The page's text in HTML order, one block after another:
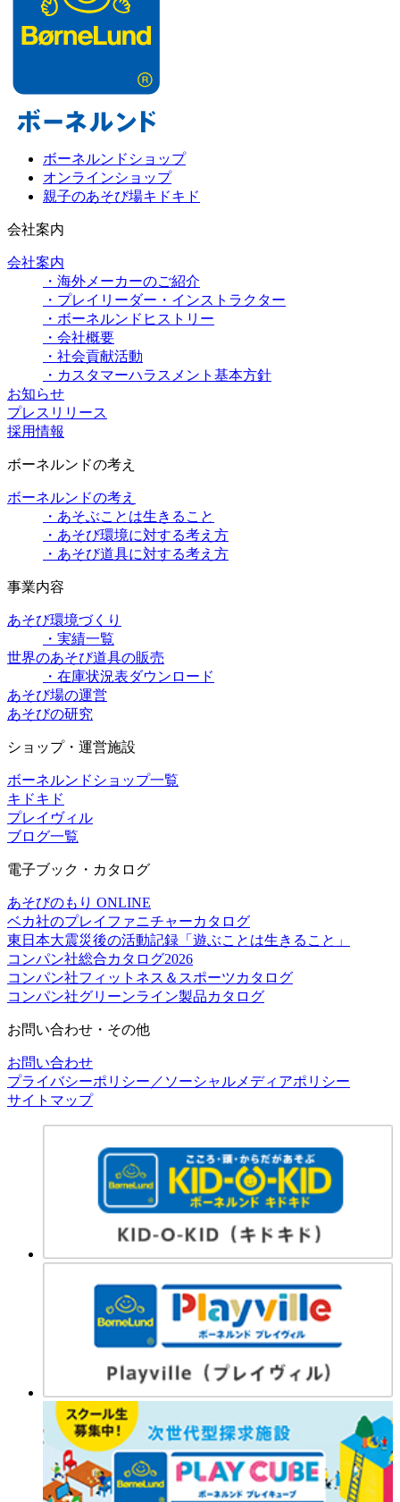
ボーネルンドショップ
オンラインショップ
親子のあそび場キドキド
会社案内
会社案内
・海外メーカーのご紹介
・プレイリーダー・インストラクター
・ボーネルンドヒストリー
・会社概要
・社会貢献活動
・カスタマーハラスメント基本方針
お知らせ
プレスリリース
採用情報
ボーネルンドの考え
ボーネルンドの考え
・あそぶことは生きること
・あそび環境に対する考え方
・あそび道具に対する考え方
事業内容
あそび環境づくり
・実績一覧
世界のあそび道具の販売
・在庫状況表ダウンロード
あそび場の運営
あそびの研究
ショップ・運営施設
ボーネルンドショップ一覧
キドキド
プレイヴィル
ブログ一覧
電子ブック・カタログ
あそびのもり ONLINE
ベカ社のプレイファニチャーカタログ
東日本大震災後の活動記録「遊ぶことは生きること」
コンパン社総合カタログ2026
コンパン社フィットネス＆スポーツカタログ
コンパン社グリーンライン製品カタログ
お問い合わせ・その他
お問い合わせ
プライバシーポリシー／ソーシャルメディアポリシー
サイトマップ